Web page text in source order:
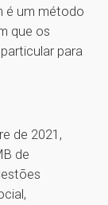
é um método
que os
para
de 2021,
de